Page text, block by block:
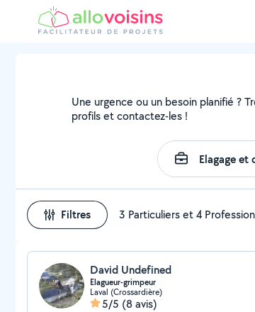
Une urgence ou un besoin planifié ?
profils et contactez-les !
Filtres 3 Particuliers et 4
David Undefined
Elagueur-grimpeur
Laval (Crossardière)
5/5 (8 avis)